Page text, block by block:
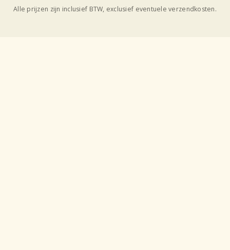
Alle prijzen zijn inclusief BTW, exclusief eventuele verzendkosten.